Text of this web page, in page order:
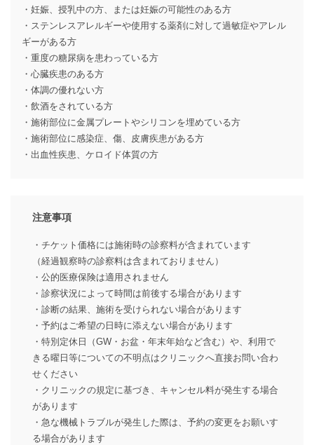
・妊娠、授乳中の方、または妊娠の可能性のある方
・ステンレスアレルギーや使用する薬剤に対して過敏症やアレル
ギーがある方
・重度の糖尿病を患わっている方
・心臓疾患のある方
・体調の優れない方
・飲酒をされている方
・施術部位に金属プレートやシリコンを埋めている方
・施術部位に感染症、傷、皮膚疾患がある方
・出血性疾患、ケロイド体質の方
注意事項
・チケット価格には施術時の診察料が含まれています
（経過観察時の診察料は含まれておりません）
・公的医療保険は適用されません
・診察状況によって時間は前後する場合があります
・診断の結果、施術を受けられない場合があります
・予約はご希望の日時に添えない場合があります
・特別定休日（GW・お盆・年末年始など含む）や、利用で
きる曜日等についての不明点はクリニックへ直接お問い合わ
せください
・クリニックの規定に基づき、キャンセル料が発生する場合
があります
・急な機械トラブルが発生した際は、予約の変更をお願いす
る場合があります